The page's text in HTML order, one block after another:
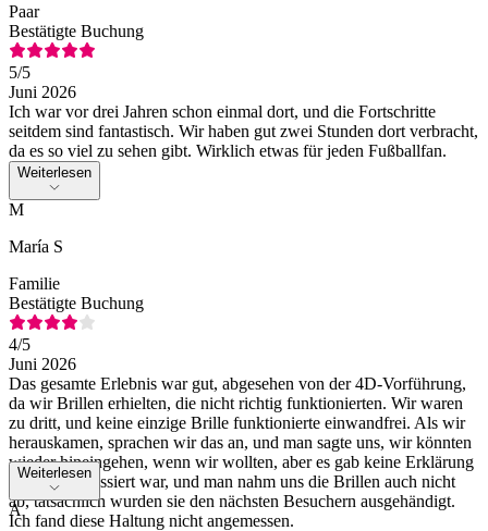
Paar
Bestätigte Buchung
5/5
Juni 2026
Ich war vor drei Jahren schon einmal dort, und die Fortschritte
seitdem sind fantastisch. Wir haben gut zwei Stunden dort verbracht,
da es so viel zu sehen gibt. Wirklich etwas für jeden Fußballfan.
Weiterlesen
M
María S
Familie
Bestätigte Buchung
4/5
Juni 2026
Das gesamte Erlebnis war gut, abgesehen von der 4D-Vorführung,
da wir Brillen erhielten, die nicht richtig funktionierten. Wir waren
zu dritt, und keine einzige Brille funktionierte einwandfrei. Als wir
herauskamen, sprachen wir das an, und man sagte uns, wir könnten
wieder hineingehen, wenn wir wollten, aber es gab keine Erklärung
dafür, was passiert war, und man nahm uns die Brillen auch nicht
ab, tatsächlich wurden sie den nächsten Besuchern ausgehändigt.
Ich fand diese Haltung nicht angemessen.
Weiterlesen
A